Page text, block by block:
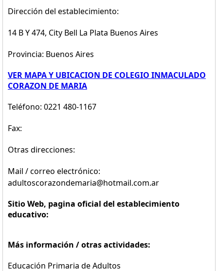
Dirección del establecimiento:
14 B Y 474, City Bell La Plata Buenos Aires
Provincia: Buenos Aires
VER MAPA Y UBICACION DE COLEGIO INMACULADO
CORAZON DE MARIA
Teléfono: 0221 480-1167
Fax:
Otras direcciones:
Mail / correo electrónico:
adultoscorazondemaria@hotmail.com.ar
Sitio Web, pagina oficial del establecimiento
educativo:
Más información / otras actividades:
Educación Primaria de Adultos